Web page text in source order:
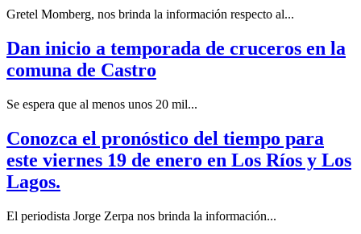
Gretel Momberg, nos brinda la información respecto al...
Dan inicio a temporada de cruceros en la
comuna de Castro
Se espera que al menos unos 20 mil...
Conozca el pronóstico del tiempo para
este viernes 19 de enero en Los Ríos y Los
Lagos.
El periodista Jorge Zerpa nos brinda la información...